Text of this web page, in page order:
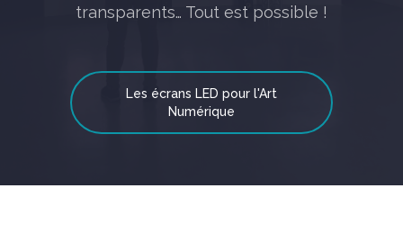
transparents… Tout est possible !
Les écrans LED pour l'Art
Numérique